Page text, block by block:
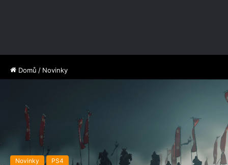
Domů / Novinky
Novinky PS4